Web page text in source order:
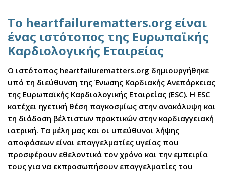
Το heartfailurematters.org είναι
ένας ιστότοπος της Ευρωπαϊκής
Καρδιολογικής Εταιρείας
Ο ιστότοπος heartfailurematters.org δημιουργήθηκε
υπό τη διεύθυνση της Ένωσης Καρδιακής Ανεπάρκειας
της Ευρωπαϊκής Καρδιολογικής Εταιρείας (ESC). Η ESC
κατέχει ηγετική θέση παγκοσμίως στην ανακάλυψη και
τη διάδοση βέλτιστων πρακτικών στην καρδιαγγειακή
ιατρική. Τα μέλη μας και οι υπεύθυνοι λήψης
αποφάσεων είναι επαγγελματίες υγείας που
προσφέρουν εθελοντικά τον χρόνο και την εμπειρία
τους για να εκπροσωπήσουν επαγγελματίες του